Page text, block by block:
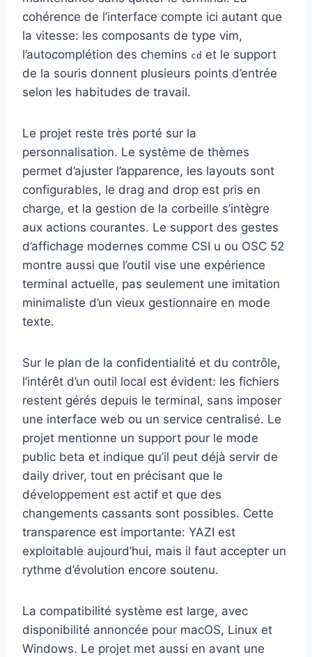
cohérence de l’interface compte ici autant que
la vitesse: les composants de type vim,
l’autocomplétion des chemins cd et le support
de la souris donnent plusieurs points d’entrée
selon les habitudes de travail.
Le projet reste très porté sur la
personnalisation. Le système de thèmes
permet d’ajuster l’apparence, les layouts sont
configurables, le drag and drop est pris en
charge, et la gestion de la corbeille s’intègre
aux actions courantes. Le support des gestes
d’affichage modernes comme CSI u ou OSC 52
montre aussi que l’outil vise une expérience
terminal actuelle, pas seulement une imitation
minimaliste d’un vieux gestionnaire en mode
texte.
Sur le plan de la confidentialité et du contrôle,
l’intérêt d’un outil local est évident: les fichiers
restent gérés depuis le terminal, sans imposer
une interface web ou un service centralisé. Le
projet mentionne un support pour le mode
public beta et indique qu’il peut déjà servir de
daily driver, tout en précisant que le
développement est actif et que des
changements cassants sont possibles. Cette
transparence est importante: YAZI est
exploitable aujourd’hui, mais il faut accepter un
rythme d’évolution encore soutenu.
La compatibilité système est large, avec
disponibilité annoncée pour macOS, Linux et
Windows. Le projet met aussi en avant une